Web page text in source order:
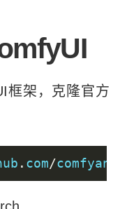
架，克隆官方
. com/